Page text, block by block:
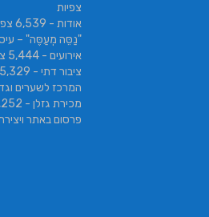
צפיות
אודות - 6,539 צפיות
"נַסֵּה מְעַסֶּה" –
אירועים - 5,444 צפיות
ציבור דתי - 5,329 צפיות
המרכז לשערים
מכירת גזלן - 5,252 צפיות
פרסום באתר